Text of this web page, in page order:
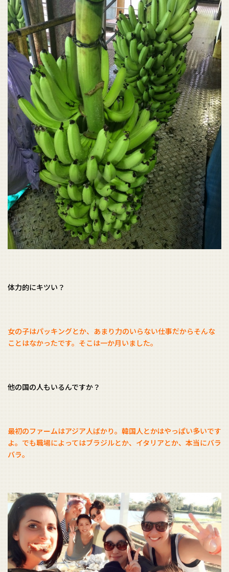
体力的にキツい？
女の子はパッキングとか、あまり力のいらない仕事だからそんな
ことはなかったです。そこは一か月いました。
他の国の人もいるんですか？
最初のファームはアジア人ばかり。韓国人とかはやっぱい多いです
よ。でも職場によってはブラジルとか、イタリアとか、本当にバラ
バラ。